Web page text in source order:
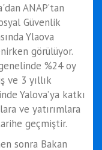
ANAP’tan
Güvenlik
Ylaova
görülüyor.
%24 oy
ve 3 yıllık
Yalova’ya katkı
ve yatırımlara
geçmiştir.
sonra Bakan